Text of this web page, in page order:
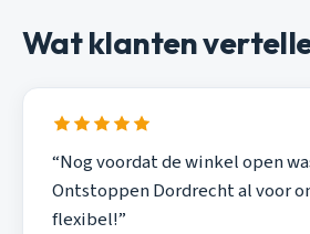
Wat klanten
“Nog voordat de winkel open
Ontstoppen Dordrecht al voor
flexibel!”